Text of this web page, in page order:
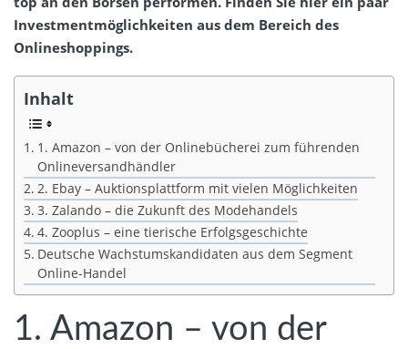
Investmentmöglichkeiten aus dem Bereich des
Onlineshoppings.
Inhalt
1. Amazon – von der Onlinebücherei zum führenden
Onlineversandhändler
2. Ebay – Auktionsplattform mit vielen Möglichkeiten
3. Zalando – die Zukunft des Modehandels
4. Zooplus – eine tierische Erfolgsgeschichte
Deutsche Wachstumskandidaten aus dem Segment
Online-Handel
1. Amazon – von der